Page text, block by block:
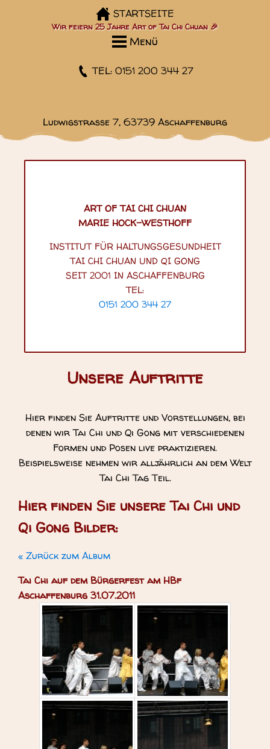
STARTSEITE
Wir feiern 25 Jahre Art of Tai Chi Chuan 🎉
Menü
TEL: 0151 200 344 27
Ludwigstraße 7, 63739 Aschaffenburg
ART OF TAI CHI CHUAN
MARIE HOCK-WESTHOFF
INSTITUT FÜR HALTUNGSGESUNDHEIT
TAI CHI CHUAN UND QI GONG
SEIT 2001 IN ASCHAFFENBURG
TEL:
0151 200 344 27
Unsere Auftritte
Hier finden Sie Auftritte und Vorstellungen, bei
denen wir Tai Chi und Qi Gong mit verschiedenen
Formen und Posen live praktizieren.
Beispielsweise nehmen wir alljährlich an dem Welt
Tai Chi Tag Teil.
Hier finden Sie unsere Tai Chi und
Qi Gong Bilder:
« Zurück zum Album
Tai Chi auf dem Bürgerfest am HBf
Aschaffenburg 31.07.2011